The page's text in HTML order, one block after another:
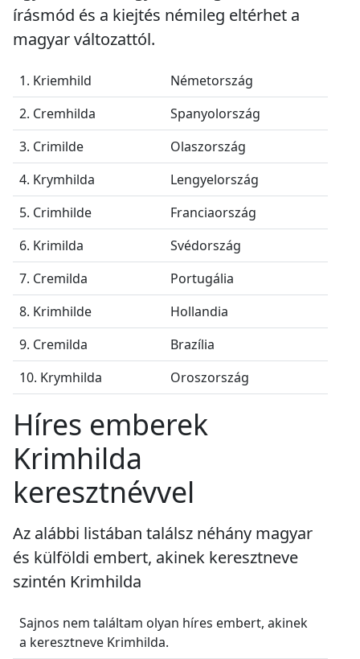
írásmód és a kiejtés némileg eltérhet a
magyar változattól.
1. Kriemhild
Németország
2. Cremhilda
Spanyolország
3. Crimilde
Olaszország
4. Krymhilda
Lengyelország
5. Crimhilde
Franciaország
6. Krimilda
Svédország
7. Cremilda
Portugália
8. Krimhilde
Hollandia
9. Cremilda
Brazília
10. Krymhilda
Oroszország
Híres emberek
Krimhilda
keresztnévvel
Az alábbi listában találsz néhány magyar
és külföldi embert, akinek keresztneve
szintén Krimhilda
Sajnos nem találtam olyan híres embert, akinek
a keresztneve Krimhilda.